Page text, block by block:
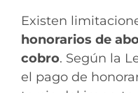
Existen
honorarios de
cobro. Según la
el pago de